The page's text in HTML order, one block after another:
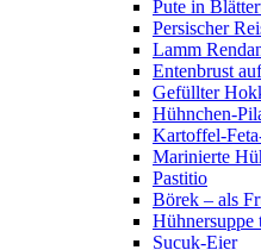
Pute in
Persischer
Lamm
Entenbrust
Gefüllter
Hühnchen-
Kartoffel-
Marinierte
Pastitio
Börek – als
Hühnersuppe
Sucuk-Eier